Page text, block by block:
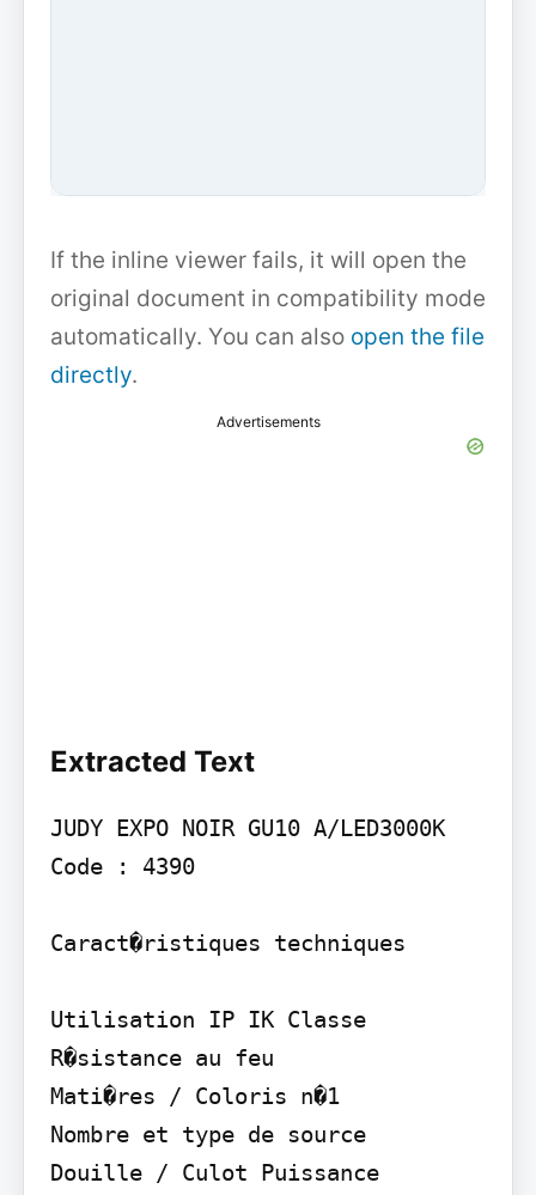
If the inline viewer fails, it will open the
original document in compatibility mode
automatically. You can also open the file
directly.
Advertisements
Extracted Text
JUDY EXPO NOIR GU10 A/LED3000K
Code : 4390
Caract�ristiques techniques
Utilisation IP IK Classe
R�sistance au feu
Mati�res / Coloris n�1
Nombre et type de source
Douille / Culot Puissance